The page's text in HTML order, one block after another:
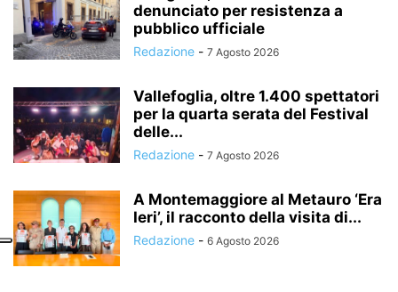
denunciato per resistenza a
pubblico ufficiale
Redazione - 7 Agosto 2026
Vallefoglia, oltre 1.400 spettatori
per la quarta serata del Festival
delle...
Redazione - 7 Agosto 2026
A Montemaggiore al Metauro ‘Era
Ieri’, il racconto della visita di...
Redazione - 6 Agosto 2026